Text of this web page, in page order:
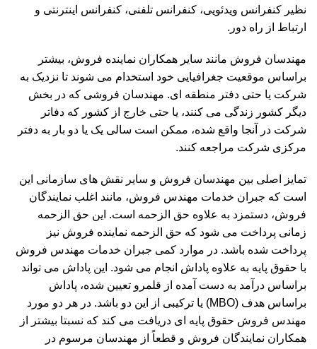
نظیر کنفرانس ویدئویی، کنفرانس تلفنی، کنفرانس اینترنتی و
ارتباط از راه دور.
مهندسان فروش مانند سایر همکاران نماینده فروش، بیشتر
براساس موقعیت جغرافیایی خود استخدام می شوند تا نزدیک به
شرکت یا حتی دفتر منطقه ای. مهندسان فروشی که در بخش
دیگر کشور زندگی می کنند، یا حتی خارج از کشور که دفاتر
شرکت در آنجا واقع شده، ممکن است سالی یک یا دو بار به دفتر
مرکزی شرکت مراجعه کنند.
تمایز اصلی بین مهندسان فروش و سایر نقش های سازمانی این
است که جبران خدمات مهندس فروش، مانند اغلب نمایندگان
فروش، دستمزد به علاوه حق الزحمه است. این حق الزحمه
زمانی پرداخت می شود که حق الزحمه نماینده فروش نیز
پرداخت شده باشد. در موارد کمی جبران خدمات مهندس فروش
با حقوق پایه به علاوه پاداش انجام می شود. این پاداش می تواند
براساس درآمد به دست آمده از قلمرو تعیین شده، پاداش
براساس هدف (MBO) یا ترکیبی از این دو باشد. در هر دو مورد
مهندس فروش حقوق پایه ای دریافت می کند که نسبتا بیشتر از
همکاران نمایندگان فروش و قطعاً از مهندسان مرسوم در